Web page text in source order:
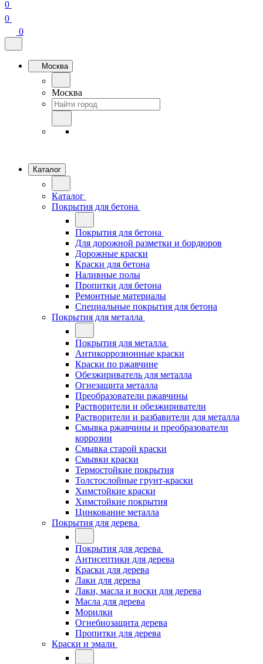
0
0
0
Москва
Москва
Каталог
Каталог
Покрытия для бетона
Покрытия для бетона
Для дорожной разметки и бордюров
Дорожные краски
Краски для бетона
Наливные полы
Пропитки для бетона
Ремонтные материалы
Специальные покрытия для бетона
Покрытия для металла
Покрытия для металла
Антикоррозионные краски
Краски по ржавчине
Обезжириватель для металла
Огнезащита металла
Преобразователи ржавчины
Растворители и обезжириватели
Растворители и разбавители для металла
Смывка ржавчины и преобразователи
коррозии
Смывка старой краски
Смывки краски
Термостойкие покрытия
Толстослойные грунт-краски
Химстойкие краски
Химстойкие покрытия
Цинкование металла
Покрытия для дерева
Покрытия для дерева
Антисептики для дерева
Краски для дерева
Лаки для дерева
Лаки, масла и воски для дерева
Масла для дерева
Морилки
Огнебиозащита дерева
Пропитки для дерева
Краски и эмали